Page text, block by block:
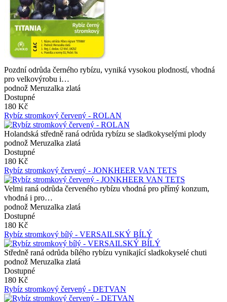
Pozdní odrůda černého rybízu, vyniká vysokou plodností, vhodná
pro velkovýrobu i…
podnož Meruzalka zlatá
Dostupné
180 Kč
Rybíz stromkový červený - ROLAN
Holandská středně raná odrůda rybízu se sladkokyselými plody
podnož Meruzalka zlatá
Dostupné
180 Kč
Rybíz stromkový červený - JONKHEER VAN TETS
Velmi raná odrůda červeného rybízu vhodná pro přímý konzum,
vhodná i pro…
podnož Meruzalka zlatá
Dostupné
180 Kč
Rybíz stromkový bílý - VERSAILSKÝ BÍLÝ
Středně raná odrůda bílého rybízu vynikající sladkokyselé chuti
podnož Meruzalka zlatá
Dostupné
180 Kč
Rybíz stromkový červený - DETVAN